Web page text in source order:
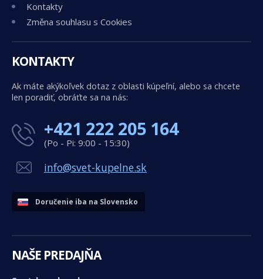
Kontakty
Změna souhlasu s Cookies
KONTAKTY
Ak máte akýkoľvek dotaz z oblasti kúpeľní, alebo sa chcete
len poradiť, obráťte sa na nás:
+421 222 205 164
(Po - Pi: 9:00 - 15:30)
info@svet-kupelne.sk
Doručenie iba na Slovensko
NAŠE PREDAJŇA